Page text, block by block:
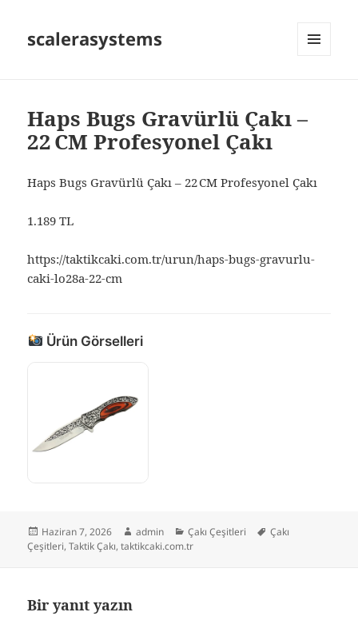
scalerasystems
Haps Bugs Gravürlü Çakı –
22 CM Profesyonel Çakı
Haps Bugs Gravürlü Çakı – 22 CM Profesyonel Çakı
1.189 TL
https://taktikcaki.com.tr/urun/haps-bugs-gravurlu-
caki-lo28a-22-cm
Ürün Görselleri
Yayın
tarihi
Haziran 7, 2026 Yazar
admin Kategoriler
Çakı Çeşitleri Etiketler
Çakı
Çeşitleri,Taktik Çakı,taktikcaki.com.tr
Bir yanıt yazın